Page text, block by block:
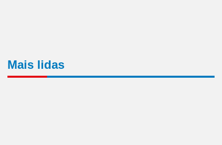
Mais lidas